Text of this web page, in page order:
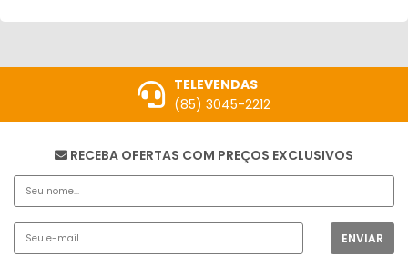
TELEVENDAS
(85) 3045-2212
RECEBA OFERTAS COM PREÇOS EXCLUSIVOS